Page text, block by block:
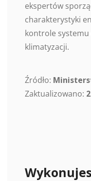
ekspertów
charakterystyki
kontrole
klimatyzacji.
Źródło:
Zaktualizowano: